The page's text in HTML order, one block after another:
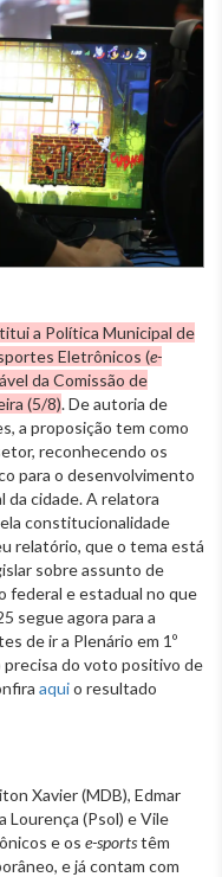
a Política Municipal de
Eletrônicos (e-
da Comissão de
(5/8). De autoria de
a proposição tem como
reconhecendo os
para o desenvolvimento
da cidade. A relatora
constitucionalidade
relatório, que o tema está
sobre assunto de
federal e estadual no que
segue agora para a
de ir a Plenário em 1º
do voto positivo de
aquio resultado
Xavier (MDB), Edmar
Lourença (Psol) e Vile
e os e-sportstêm
e já contam com